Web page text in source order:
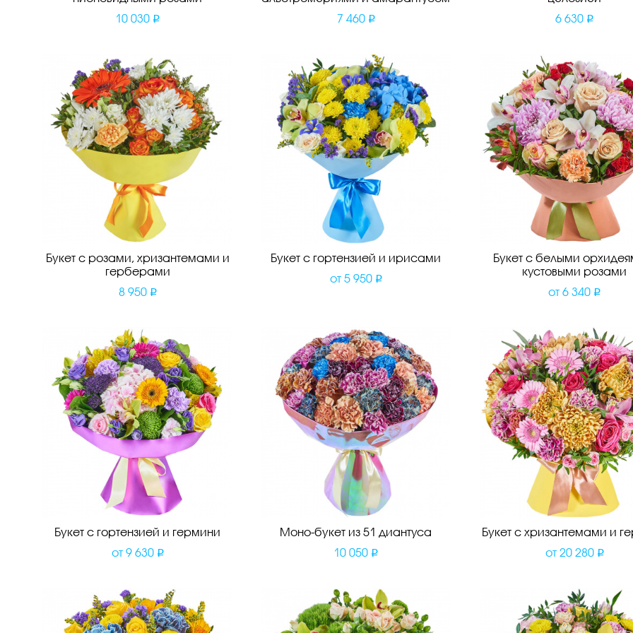
10 030
7 460
6 630
Букет с розами, хризантемами и
герберами
8 950
Букет с гортензией и ирисами
от 5 950
Букет с белыми
кустовыми розами
от 6 340
Букет с гортензией и гермини
от 9 630
Моно-букет из 51 диантуса
10 050
Букет с хризантемами и
от 20 280